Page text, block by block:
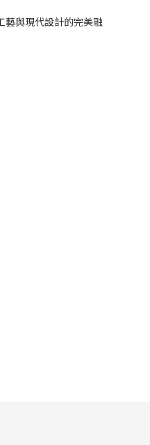
藝與現代設計的完美融